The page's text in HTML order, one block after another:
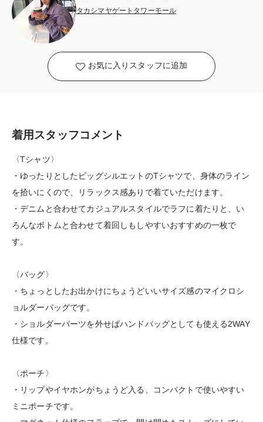
タカシマヤゲートタワーモール
お気に入りスタッフに追加
着用スタッフコメント
〈Tシャツ〉
・ゆったりとしたビッグシルエットのTシャツで、身体のライン
を拾いにくので、リラックス感ありで着ていただけます。
・デニムと合わせてカジュアルスタイルでラフに着たりと、い
ろんなボトムと合わせて着回しもしやすいおすすめの一枚で
す。
〈バッグ〉
・ちょっとしたお出かけにちょうどいいサイズ感のマイクロシ
ョルダーバッグです。
・ショルダーパーツを外せばハンドバッグとしても使える2WAY
仕様です。
〈ポーチ〉
・リップやイヤホンがちょうど入る、コンパクトで使いやすい
ミニポーチです。